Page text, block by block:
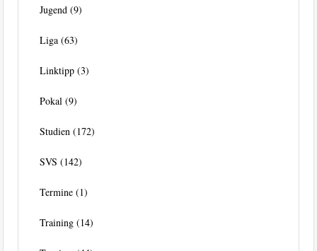
Jugend (9)
Liga (63)
Linktipp (3)
Pokal (9)
Studien (172)
SVS (142)
Termine (1)
Training (14)